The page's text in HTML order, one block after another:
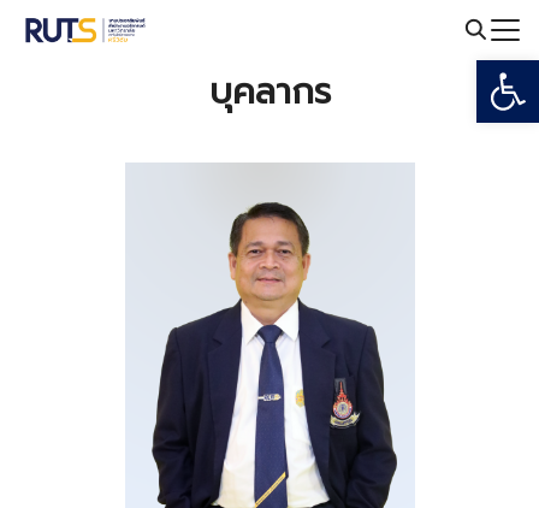
Skip
บุคลากร